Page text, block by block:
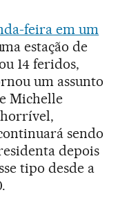
feira em um
estação de
14 feridos,
um assunto
Michelle
horrível,
sendo
depois
tipo desde a